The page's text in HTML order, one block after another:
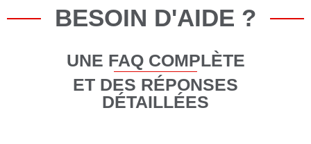
BESOIN D'AIDE ?
UNE FAQ COMPLÈTE
ET DES RÉPONSES
DÉTAILLÉES